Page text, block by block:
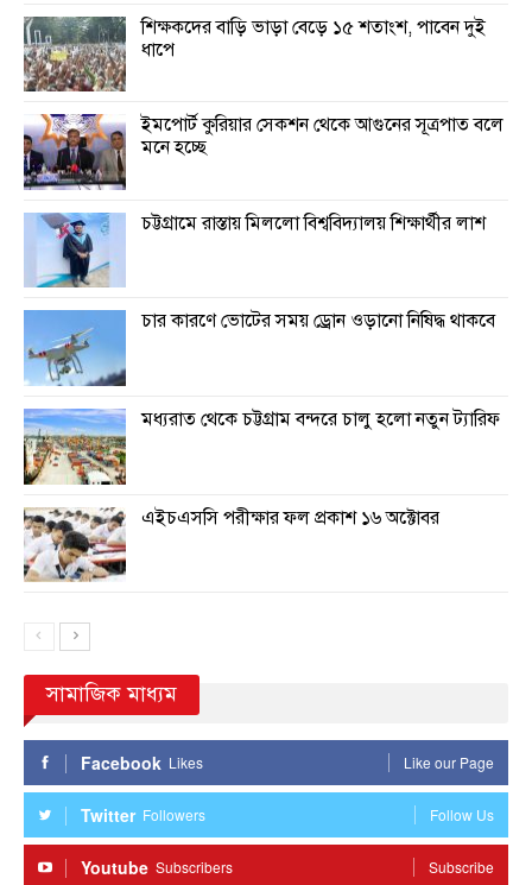
শিক্ষকদের বাড়ি ভাড়া বেড়ে ১৫ শতাংশ, পাবেন দুই
ধাপে
ইমপোর্ট কুরিয়ার সেকশন থেকে আগুনের সূত্রপাত বলে
মনে হচ্ছে
চট্টগ্রামে রাস্তায় মিললো বিশ্ববিদ্যালয় শিক্ষার্থীর লাশ
চার কারণে ভোটের সময় ড্রোন ওড়ানো নিষিদ্ধ থাকবে
মধ্যরাত থেকে চট্টগ্রাম বন্দরে চালু হলো নতুন ট্যারিফ
এইচএসসি পরীক্ষার ফল প্রকাশ ১৬ অক্টোবর
সামাজিক মাধ্যম
Facebook Likes Like our Page
Twitter Followers Follow Us
Youtube Subscribers Subscribe